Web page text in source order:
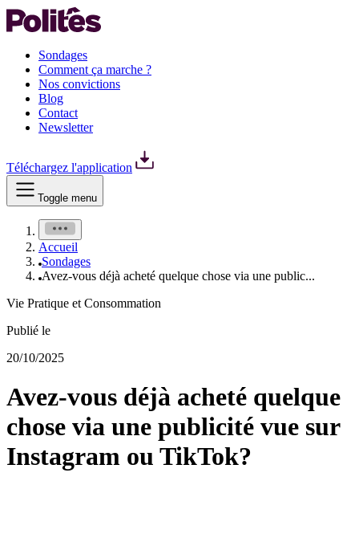
Sondages
Comment ça marche ?
Nos convictions
Blog
Contact
Newsletter
Téléchargez l'application
Toggle menu
Accueil
Sondages
Avez-vous déjà acheté quelque chose via une public...
Vie Pratique et Consommation
Publié le
20/10/2025
Avez-vous déjà acheté quelque
chose via une publicité vue sur
Instagram ou TikTok?